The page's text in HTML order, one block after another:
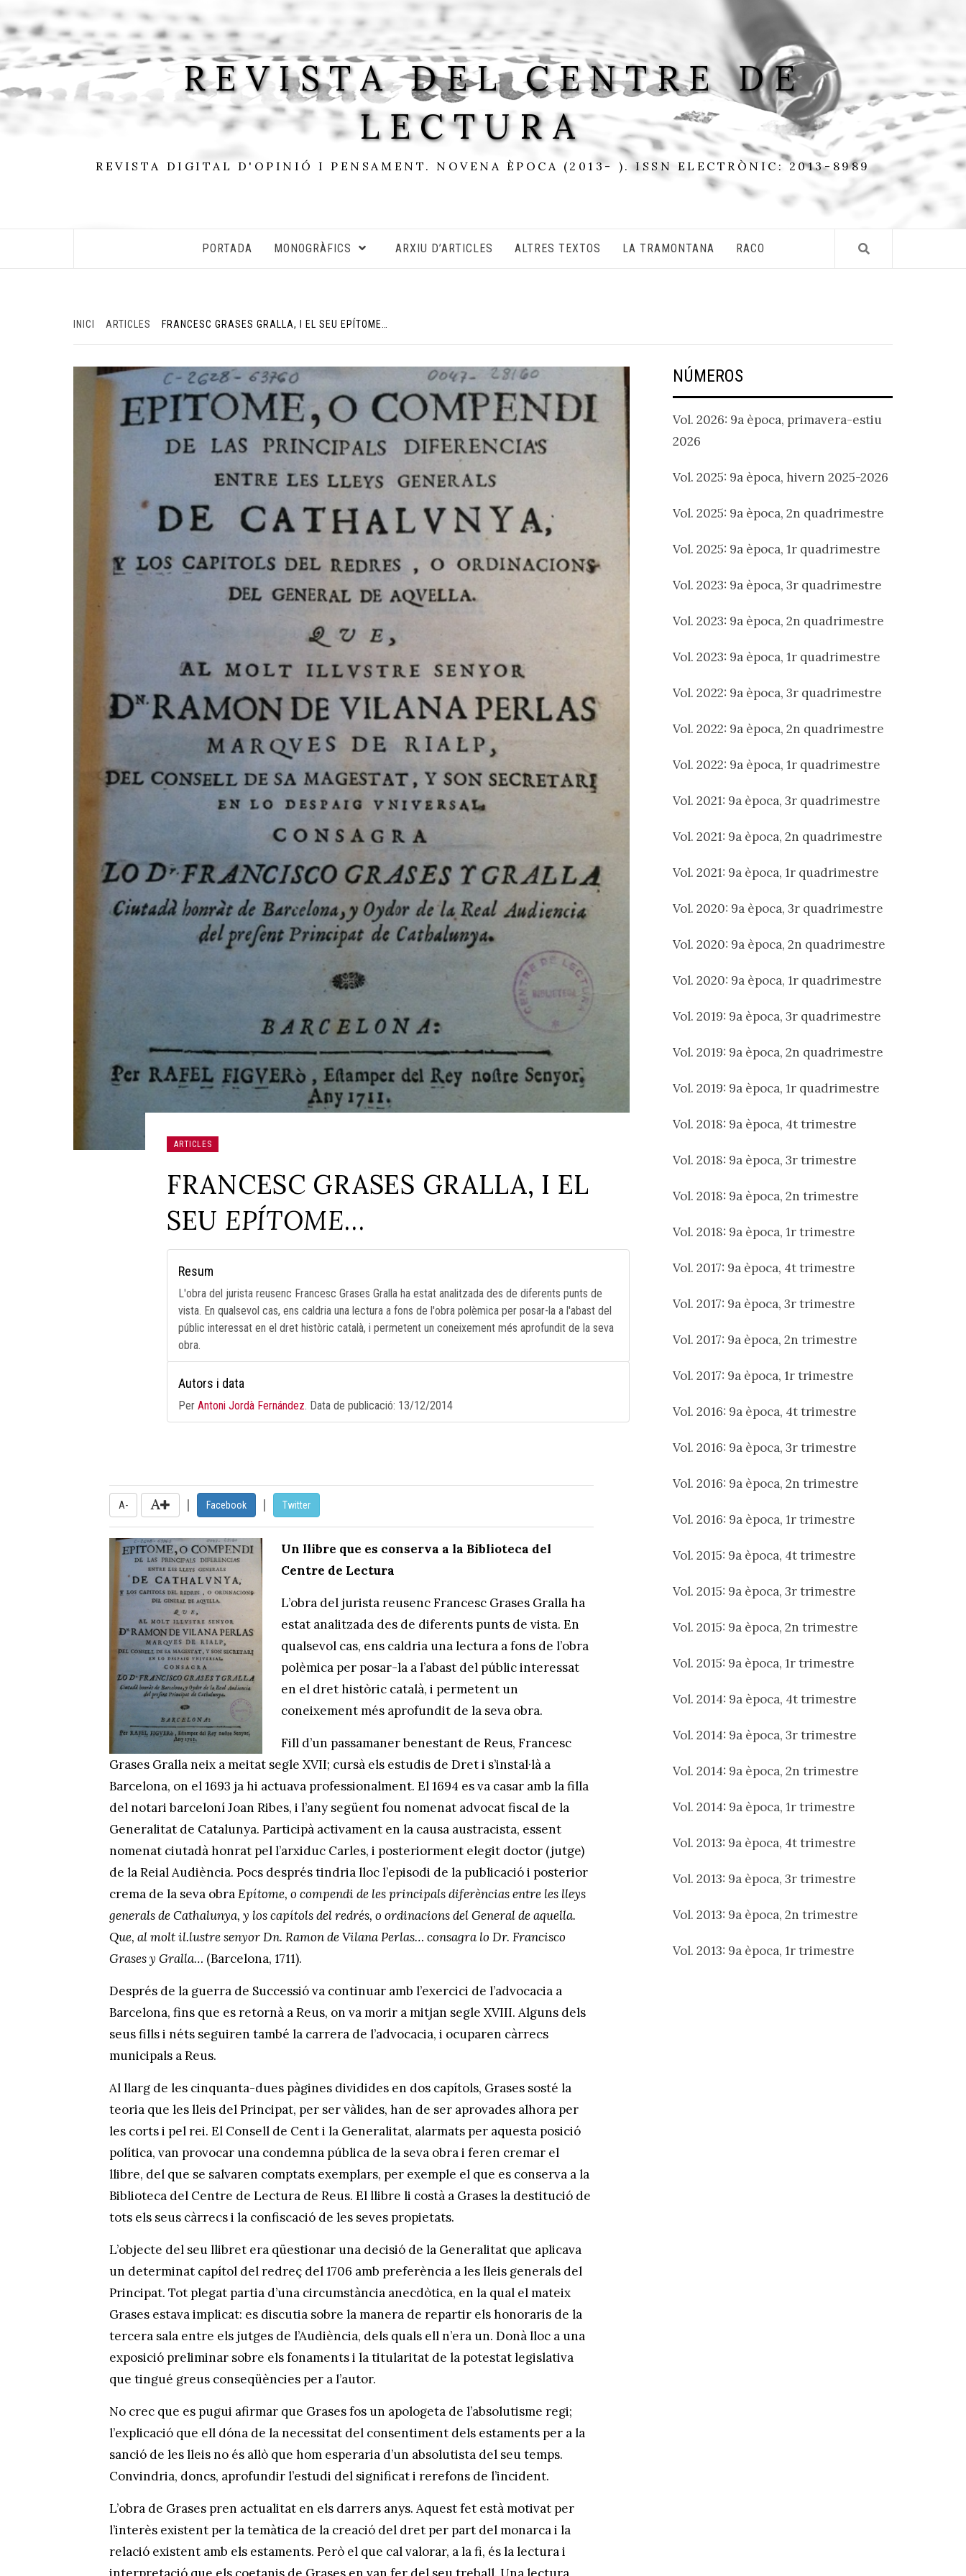
to
content
REVISTA DEL CENTRE DE
LECTURA
REVISTA DIGITAL D'OPINIÓ I PENSAMENT. NOVENA ÈPOCA (2013- ). ISSN ELECTRÒNIC: 2013-8989
PORTADA MONOGRÀFICS ARXIU D’ARTICLES ALTRES TEXTOS LA TRAMONTANA RACO
INICI ARTICLES FRANCESC GRASES GRALLA, I EL SEU EPÍTOME…
ARTICLES
FRANCESC GRASES GRALLA, I EL
SEU EPÍTOME…
Resum
L'obra del jurista reusenc Francesc Grases Gralla ha estat analitzada des de diferents punts de
vista. En qualsevol cas, ens caldria una lectura a fons de l'obra polèmica per posar-la a l'abast del
públic interessat en el dret històric català, i permetent un coneixement més aprofundit de la seva
obra.
Autors i data
Per Antoni Jordà Fernández. Data de publicació: 13/12/2014
A- | Facebook | Twitter
Un llibre que es conserva a la Biblioteca del
Centre de Lectura
L’obra del jurista reusenc Francesc Grases Gralla ha
estat analitzada des de diferents punts de vista. En
qualsevol cas, ens caldria una lectura a fons de l’obra
polèmica per posar-la a l’abast del públic interessat
en el dret històric català, i permetent un
coneixement més aprofundit de la seva obra.
Fill d’un passamaner benestant de Reus, Francesc
Grases Gralla neix a meitat segle XVII; cursà els estudis de Dret i s’instal·là a
Barcelona, on el 1693 ja hi actuava professionalment. El 1694 es va casar amb la filla
del notari barceloní Joan Ribes, i l’any següent fou nomenat advocat fiscal de la
Generalitat de Catalunya. Participà activament en la causa austracista, essent
nomenat ciutadà honrat pel l’arxiduc Carles, i posteriorment elegit doctor (jutge)
de la Reial Audiència. Pocs després tindria lloc l’episodi de la publicació i posterior
crema de la seva obraEpítome, o compendi de les principals diferèncias entre les lleys
generals de Cathalunya, y los capítols del redrés, o ordinacions del General de aquella.
Que, al molt il.lustre senyor Dn. Ramon de Vilana Perlas… consagra lo Dr. Francisco
Grases y Gralla… (Barcelona, 1711).
Després de la guerra de Successió va continuar amb l’exercici de l’advocacia a
Barcelona, fins que es retornà a Reus, on va morir a mitjan segle XVIII. Alguns dels
seus fills i néts seguiren també la carrera de l’advocacia, i ocuparen càrrecs
municipals a Reus.
Al llarg de les cinquanta-dues pàgines dividides en dos capítols, Grases sosté la
teoria que les lleis del Principat, per ser vàlides, han de ser aprovades alhora per
les corts i pel rei. El Consell de Cent i la Generalitat, alarmats per aquesta posició
política, van provocar una condemna pública de la seva obra i feren cremar el
llibre, del que se salvaren comptats exemplars, per exemple el que es conserva a la
Biblioteca del Centre de Lectura de Reus. El llibre li costà a Grases la destitució de
tots els seus càrrecs i la confiscació de les seves propietats.
L’objecte del seu llibret era qüestionar una decisió de la Generalitat que aplicava
un determinat capítol del redreç del 1706 amb preferència a les lleis generals del
Principat. Tot plegat partia d’una circumstància anecdòtica, en la qual el mateix
Grases estava implicat: es discutia sobre la manera de repartir els honoraris de la
tercera sala entre els jutges de l’Audiència, dels quals ell n’era un. Donà lloc a una
exposició preliminar sobre els fonaments i la titularitat de la potestat legislativa
que tingué greus conseqüències per a l’autor.
No crec que es pugui afirmar que Grases fos un apologeta de l’absolutisme regi;
l’explicació que ell dóna de la necessitat del consentiment dels estaments per a la
sanció de les lleis no és allò que hom esperaria d’un absolutista del seu temps.
Convindria, doncs, aprofundir l’estudi del significat i rerefons de l’incident.
L’obra de Grases pren actualitat en els darrers anys. Aquest fet està motivat per
l’interès existent per la temàtica de la creació del dret per part del monarca i la
relació existent amb els estaments. Però el que cal valorar, a la fi, és la lectura i
NÚMEROS
Vol. 2026: 9a època, primavera-estiu
2026
Vol. 2025: 9a època, hivern 2025-2026
Vol. 2025: 9a època, 2n quadrimestre
Vol. 2025: 9a època, 1r quadrimestre
Vol. 2023: 9a època, 3r quadrimestre
Vol. 2023: 9a època, 2n quadrimestre
Vol. 2023: 9a època, 1r quadrimestre
Vol. 2022: 9a època, 3r quadrimestre
Vol. 2022: 9a època, 2n quadrimestre
Vol. 2022: 9a època, 1r quadrimestre
Vol. 2021: 9a època, 3r quadrimestre
Vol. 2021: 9a època, 2n quadrimestre
Vol. 2021: 9a època, 1r quadrimestre
Vol. 2020: 9a època, 3r quadrimestre
Vol. 2020: 9a època, 2n quadrimestre
Vol. 2020: 9a època, 1r quadrimestre
Vol. 2019: 9a època, 3r quadrimestre
Vol. 2019: 9a època, 2n quadrimestre
Vol. 2019: 9a època, 1r quadrimestre
Vol. 2018: 9a època, 4t trimestre
Vol. 2018: 9a època, 3r trimestre
Vol. 2018: 9a època, 2n trimestre
Vol. 2018: 9a època, 1r trimestre
Vol. 2017: 9a època, 4t trimestre
Vol. 2017: 9a època, 3r trimestre
Vol. 2017: 9a època, 2n trimestre
Vol. 2017: 9a època, 1r trimestre
Vol. 2016: 9a època, 4t trimestre
Vol. 2016: 9a època, 3r trimestre
Vol. 2016: 9a època, 2n trimestre
Vol. 2016: 9a època, 1r trimestre
Vol. 2015: 9a època, 4t trimestre
Vol. 2015: 9a època, 3r trimestre
Vol. 2015: 9a època, 2n trimestre
Vol. 2015: 9a època, 1r trimestre
Vol. 2014: 9a època, 4t trimestre
Vol. 2014: 9a època, 3r trimestre
Vol. 2014: 9a època, 2n trimestre
Vol. 2014: 9a època, 1r trimestre
Vol. 2013: 9a època, 4t trimestre
Vol. 2013: 9a època, 3r trimestre
Vol. 2013: 9a època, 2n trimestre
Vol. 2013: 9a època, 1r trimestre